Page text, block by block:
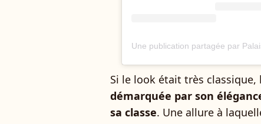
Si le look était très classique,
démarquée par son
sa classe. Une allure à